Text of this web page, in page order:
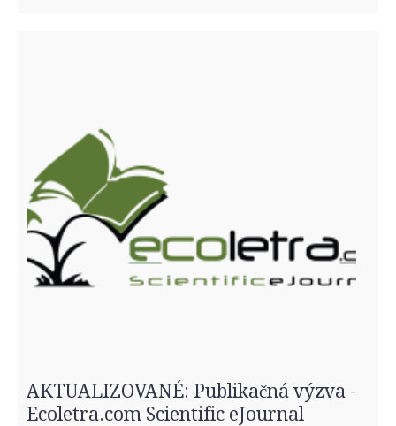
AKTUALIZOVANÉ: Publikačná výzva -
Ecoletra.com Scientific eJournal